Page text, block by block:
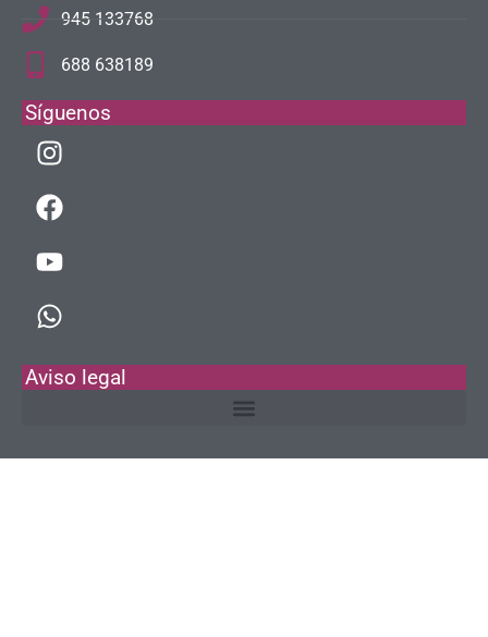
945 133768
688 638189
Síguenos
Aviso legal